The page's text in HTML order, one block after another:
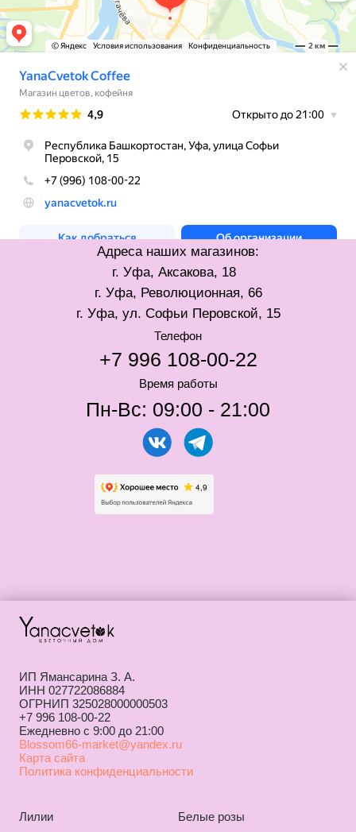
ИП Ямансарина З. А.
ИНН 027722086884
ОГРНИП 325028000000503
+7 996 108-00-22
Ежедневно с 9:00 до 21:00
Blossom66-market@yandex.ru
Карта сайта
Политика конфиденциальности
Лилии
Белые розы